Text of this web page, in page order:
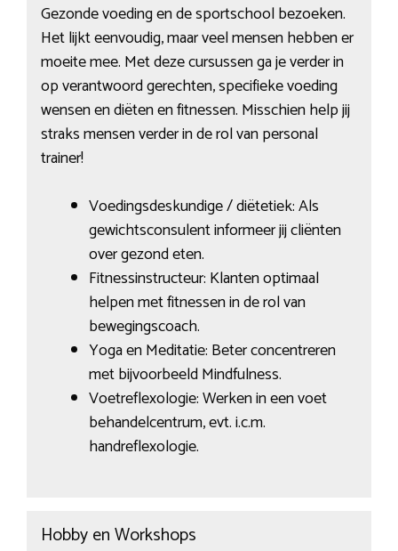
Gezonde voeding en de sportschool bezoeken.
Het lijkt eenvoudig, maar veel mensen hebben er
moeite mee. Met deze cursussen ga je verder in
op verantwoord gerechten, specifieke voeding
wensen en diëten en fitnessen. Misschien help jij
straks mensen verder in de rol van personal
trainer!
Voedingsdeskundige / diëtetiek: Als
gewichtsconsulent informeer jij cliënten
over gezond eten.
Fitnessinstructeur: Klanten optimaal
helpen met fitnessen in de rol van
bewegingscoach.
Yoga en Meditatie: Beter concentreren
met bijvoorbeeld Mindfulness.
Voetreflexologie: Werken in een voet
behandelcentrum, evt. i.c.m.
handreflexologie.
Hobby en Workshops